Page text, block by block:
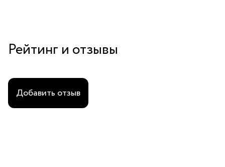
Рейтинг и отзывы
Добавить отзыв